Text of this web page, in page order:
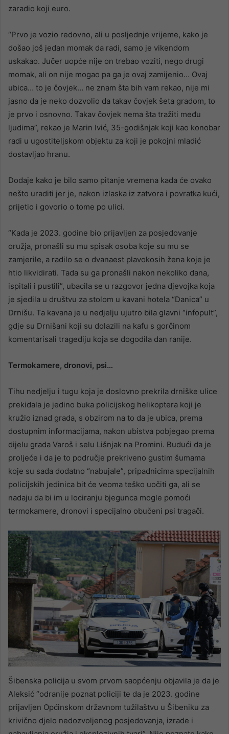
zaradio koji euro.
“Prvo je vozio redovno, ali u posljednje vrijeme, kako je
došao još jedan momak da radi, samo je vikendom
uskakao. Jučer uopće nije on trebao voziti, nego drugi
momak, ali on nije mogao pa ga je ovaj zamijenio… Ovaj
ubica… to je čovjek… ne znam šta bih vam rekao, nije mi
jasno da je neko dozvolio da takav čovjek šeta gradom, to
je prvo i osnovno. Takav čovjek nema šta tražiti među
ljudima”, rekao je Marin Ivić, 35-godišnjak koji kao konobar
radi u ugostiteljskom objektu za koji je pokojni mladić
dostavljao hranu.
Dodaje kako je bilo samo pitanje vremena kada će ovako
nešto uraditi jer je, nakon izlaska iz zatvora i povratka kući,
prijetio i govorio o tome po ulici.
“Kada je 2023. godine bio prijavljen za posjedovanje
oružja, pronašli su mu spisak osoba koje su mu se
zamjerile, a radilo se o dvanaest plavokosih žena koje je
htio likvidirati. Tada su ga pronašli nakon nekoliko dana,
ispitali i pustili”, ubacila se u razgovor jedna djevojka koja
je sjedila u društvu za stolom u kavani hotela “Danica” u
Drnišu. Ta kavana je u nedjelju ujutro bila glavni “infopult”,
gdje su Drnišani koji su dolazili na kafu s gorčinom
komentarisali tragediju koja se dogodila dan ranije.
Termokamere, dronovi, psi…
Tihu nedjelju i tugu koja je doslovno prekrila drniške ulice
prekidala je jedino buka policijskog helikoptera koji je
kružio iznad grada, s obzirom na to da je ubica, prema
dostupnim informacijama, nakon ubistva pobjegao prema
dijelu grada Varoš i selu Lišnjak na Promini. Budući da je
proljeće i da je to područje prekriveno gustim šumama
koje su sada dodatno “nabujale”, pripadnicima specijalnih
policijskih jedinica bit će veoma teško uočiti ga, ali se
nadaju da bi im u lociranju bjegunca mogle pomoći
termokamere, dronovi i specijalno obučeni psi tragači.
Šibenska policija u svom prvom saopćenju objavila je da je
Aleksić “odranije poznat policiji te da je 2023. godine
prijavljen Općinskom državnom tužilaštvu u Šibeniku za
krivično djelo nedozvoljenog posjedovanja, izrade i